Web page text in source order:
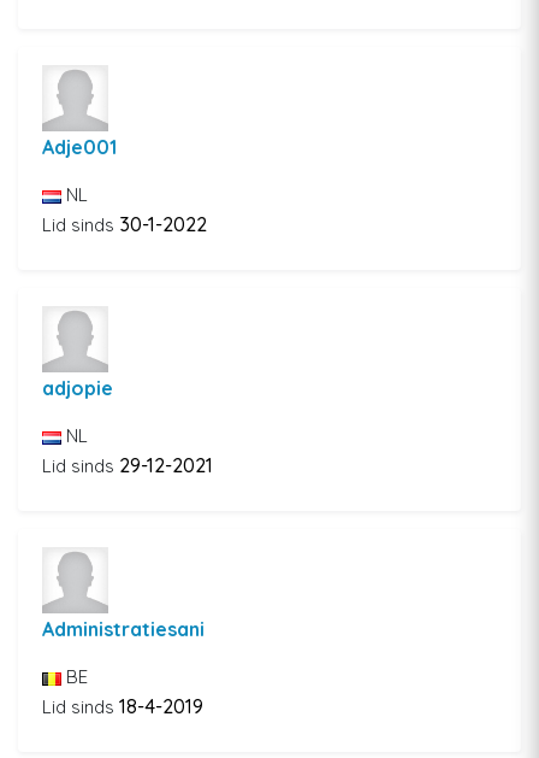
Adje001
NL
Lid sinds 30-1-2022
adjopie
NL
Lid sinds 29-12-2021
Administratiesani
BE
Lid sinds 18-4-2019